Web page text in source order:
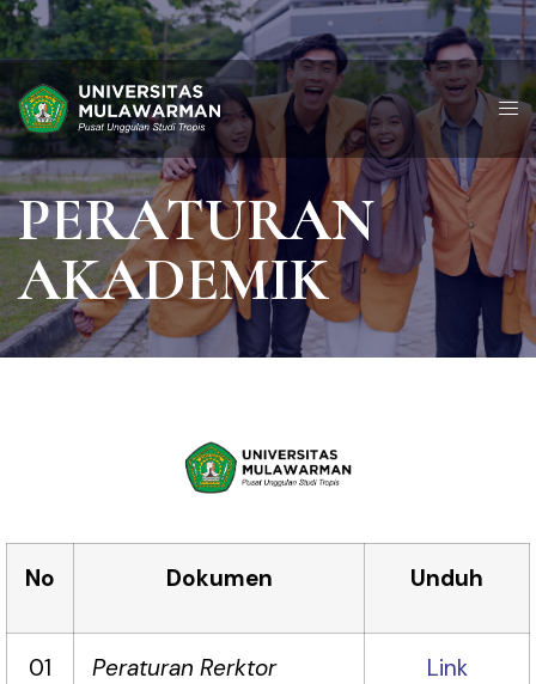
PERATURAN
AKADEMIK
No Dokumen Unduh
01
Peraturan Rerktor
Link